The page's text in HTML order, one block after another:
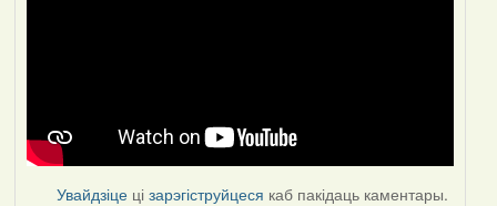
Увайдзіце цізарэгіструйцеся каб пакідаць каментары.